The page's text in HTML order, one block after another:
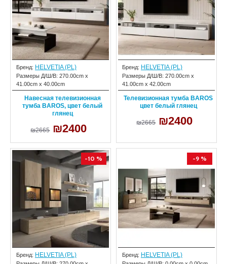
Бренд: HELVETIA (PL)
Размеры Д/Ш/В: 270.00cm x
41.00cm x 40.00cm
Навесная телевизионная
тумба BAROS, цвет белый
глянец
₪2665 ₪2400
Бренд: HELVETIA (PL)
Размеры Д/Ш/В: 270.00cm x
41.00cm x 42.00cm
Телевизионная тумба BAROS
цвет белый глянец
₪2665 ₪2400
-10 %
Бренд: HELVETIA (PL)
-9 %
Бренд: HELVETIA (PL)